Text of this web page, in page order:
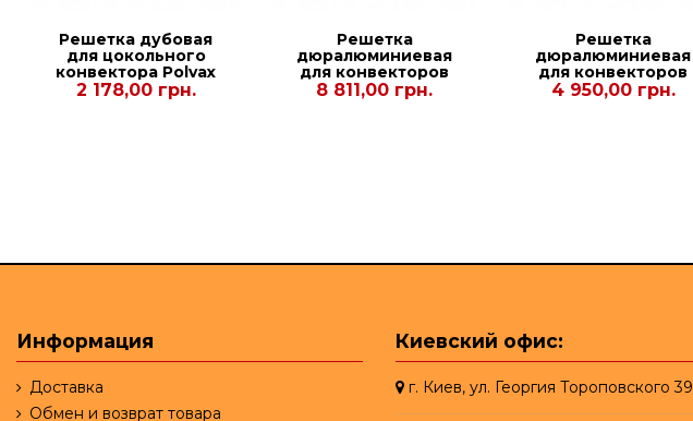
Решетка дубовая
для цокольного
конвектора Рolvax
KV.W.PREMIUM.245.2250.90
2 178,00 грн.
Решетка
дюралюминиевая
для конвекторов
Polvax
KV.230.2500.67
8 811,00 грн.
Решетка
дюралюминиевая
для конвекторов
Рolvax KVM-D.PLUS
380.1000.125
4 950,00 грн.
Информация
Доставка
Обмен и возврат товара
Киевский офис:
г. Киев, ул. Георгия Тороповского 39